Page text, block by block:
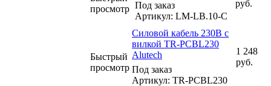
просмотр Под заказ
Артикул: LM-LB.10-C
руб.
Быстрый
просмотр
Силовой кабель 230В с
вилкой TR-PCBL230
Alutech
Под заказ
Артикул: TR-PCBL230
1 248
руб.